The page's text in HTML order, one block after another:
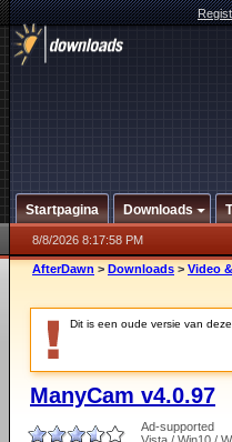
Startpagina Downloads
8/8/2026 8:17:58 PM
AfterDawn > Downloads > Video
Dit is een oude versie van
ManyCam v4.0.97
Ad-supported